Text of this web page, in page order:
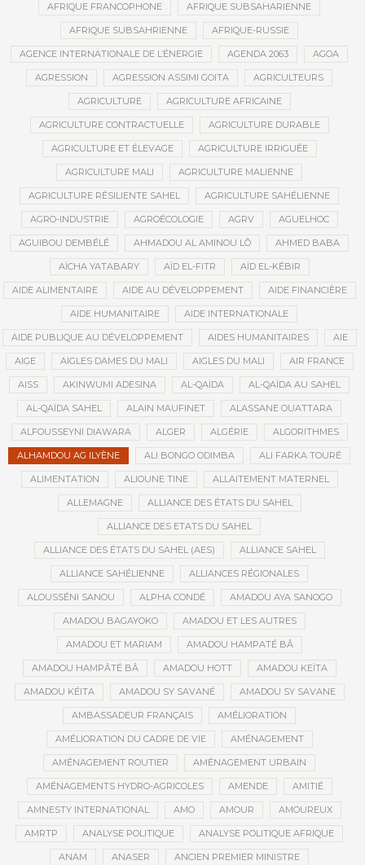
AFRIQUE FRANCOPHONE AFRIQUE SUBSAHARIENNE
AFRIQUE SUBSAHRIENNE AFRIQUE-RUSSIE
AGENCE INTERNATIONALE DE L’ÉNERGIE AGENDA 2063 AGOA
AGRESSION AGRESSION ASSIMI GOITA AGRICULTEURS
AGRICULTURE AGRICULTURE AFRICAINE
AGRICULTURE CONTRACTUELLE AGRICULTURE DURABLE
AGRICULTURE ET ÉLEVAGE AGRICULTURE IRRIGUÉE
AGRICULTURE MALI AGRICULTURE MALIENNE
AGRICULTURE RÉSILIENTE SAHEL AGRICULTURE SAHÉLIENNE
AGRO-INDUSTRIE AGROÉCOLOGIE AGRV AGUELHOC
AGUIBOU DEMBÉLÉ AHMADOU AL AMINOU LÔ AHMED BABA
AÏCHA YATABARY AÏD EL-FITR AÏD EL-KÉBIR
AIDE ALIMENTAIRE AIDE AU DÉVELOPPEMENT AIDE FINANCIÈRE
AIDE HUMANITAIRE AIDE INTERNATIONALE
AIDE PUBLIQUE AU DÉVELOPPEMENT AIDES HUMANITAIRES AIE
AIGE AIGLES DAMES DU MALI AIGLES DU MALI AIR FRANCE
AISS AKINWUMI ADESINA AL-QAÏDA AL-QAÏDA AU SAHEL
AL-QAÏDA SAHEL ALAIN MAUFINET ALASSANE OUATTARA
ALFOUSSEYNI DIAWARA ALGER ALGÉRIE ALGORITHMES
ALHAMDOU AG ILYÈNE ALI BONGO ODIMBA ALI FARKA TOURÉ
ALIMENTATION ALIOUNE TINE ALLAITEMENT MATERNEL
ALLEMAGNE ALLIANCE DES ÉTATS DU SAHEL
ALLIANCE DES ETATS DU SAHEL
ALLIANCE DES ÉTATS DU SAHEL (AES) ALLIANCE SAHEL
ALLIANCE SAHÉLIENNE ALLIANCES RÉGIONALES
ALOUSSÉNI SANOU ALPHA CONDÉ AMADOU AYA SANOGO
AMADOU BAGAYOKO AMADOU ET LES AUTRES
AMADOU ET MARIAM AMADOU HAMPATÉ BÂ
AMADOU HAMPÂTÉ BÂ AMADOU HOTT AMADOU KEÏTA
AMADOU KÉITA AMADOU SY SAVANÉ AMADOU SY SAVANE
AMBASSADEUR FRANÇAIS AMÉLIORATION
AMÉLIORATION DU CADRE DE VIE AMÉNAGEMENT
AMÉNAGEMENT ROUTIER AMÉNAGEMENT URBAIN
AMÉNAGEMENTS HYDRO-AGRICOLES AMENDE AMITIÉ
AMNESTY INTERNATIONAL AMO AMOUR AMOUREUX
AMRTP ANALYSE POLITIQUE ANALYSE POLITIQUE AFRIQUE
ANAM ANASER ANCIEN PREMIER MINISTRE